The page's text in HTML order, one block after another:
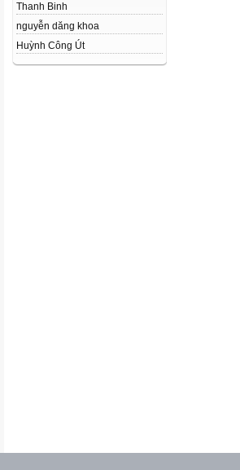
Thanh Binh
nguyễn dăng khoa
Huỳnh Công Út